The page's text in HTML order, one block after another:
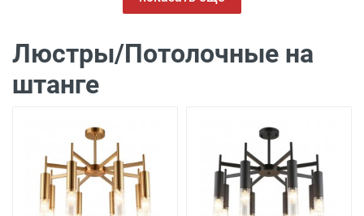
Люстры/Потолочные на
штанге